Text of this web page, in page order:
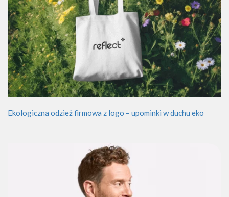
Ekologiczna odzież firmowa z logo – upominki w duchu eko